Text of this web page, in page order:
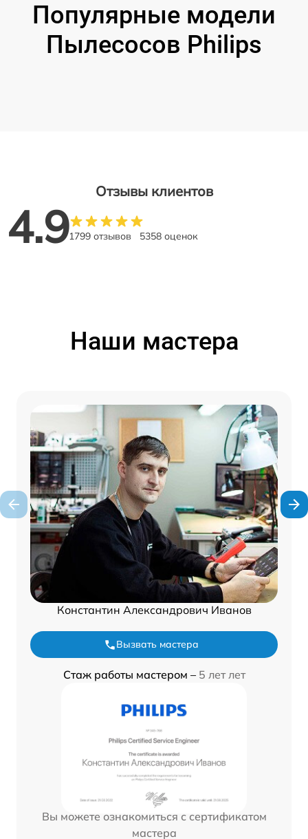
Популярные модели
Пылесосов Philips
Отзывы клиентов
4.91799 отзывов 5358 оценок
Наши мастера
Константин Александрович Иванов
Вызвать мастера
Стаж работы мастером – 5 лет лет
Вы можете ознакомиться с сертификатом
мастера